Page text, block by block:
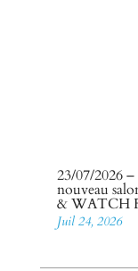
23/07/2026
nouveau
& WATCH
Juil 24, 2026